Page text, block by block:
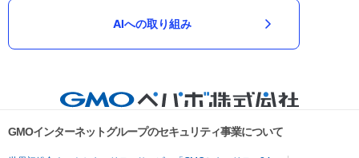
AIへの取り組み
GMOインターネットグループのセキュリティ事業について